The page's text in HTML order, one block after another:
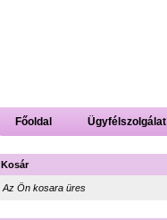
Főoldal Ügyfélszolgálat
Kosár
Az Ön kosara üres